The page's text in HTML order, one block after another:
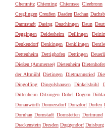
Chemnitz Chieming Chiemsee Cleebronn
Creglingen Creußen Daaden Dachau
Darmstadt Dasing Dauchingen Daun
Deggingen
Deidesheim Deilingen
Denkendorf Denkingen Denklingen
Dettenheim
Dettighofen Dettingen
Dießen (Ammersee) Dietenheim
der Altmühl Dietingen Dietmannsried
Dingolfing
Dingolshausen Dinkelsbühl
Dittenheim Ditzingen Dobel Dogern
Donauwörth Donnersdorf Donzdorf Dorfen
Dornhan Dornstadt Dornstetten Dortmund
Drackenstein Dresden Duggendorf Duisburg